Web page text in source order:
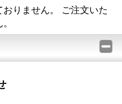
りません。 ご注文いた